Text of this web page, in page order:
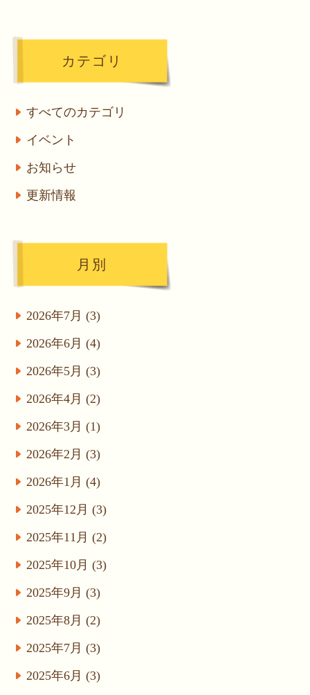
カテゴリ
すべてのカテゴリ
イベント
お知らせ
更新情報
月別
2026年7月 (3)
2026年6月 (4)
2026年5月 (3)
2026年4月 (2)
2026年3月 (1)
2026年2月 (3)
2026年1月 (4)
2025年12月 (3)
2025年11月 (2)
2025年10月 (3)
2025年9月 (3)
2025年8月 (2)
2025年7月 (3)
2025年6月 (3)